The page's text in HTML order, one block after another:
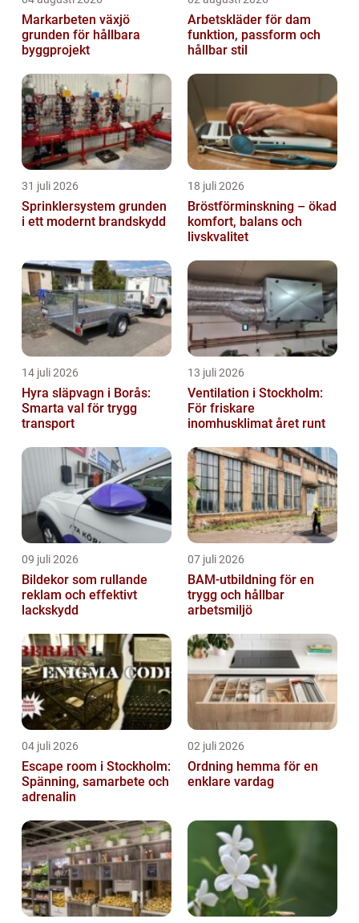
Markarbeten växjö
grunden för hållbara
byggprojekt
Arbetskläder för dam
funktion, passform och
hållbar stil
31 juli 2026
Sprinklersystem grunden
i ett modernt brandskydd
18 juli 2026
Bröstförminskning – ökad
komfort, balans och
livskvalitet
14 juli 2026
Hyra släpvagn i Borås:
Smarta val för trygg
transport
13 juli 2026
Ventilation i Stockholm:
För friskare
inomhusklimat året runt
09 juli 2026
Bildekor som rullande
reklam och effektivt
lackskydd
07 juli 2026
BAM-utbildning för en
trygg och hållbar
arbetsmiljö
04 juli 2026
Escape room i Stockholm:
Spänning, samarbete och
adrenalin
02 juli 2026
Ordning hemma för en
enklare vardag